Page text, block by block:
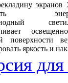
поверхности
яркость и
для